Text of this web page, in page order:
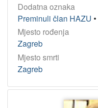
Dodatna oznaka
Preminuli član HAZU •
Mjesto rođenja
Zagreb
Mjesto smrti
Zagreb